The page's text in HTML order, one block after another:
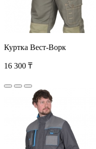
Куртка Вест-Ворк
16 300 ₸